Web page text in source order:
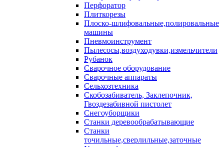
Перфоратор
Плиткорезы
Плоско-шлифовальные,полировальные
машины
Пневмоинструмент
Пылесосы,воздуходувки,измельчители
Рубанок
Сварочное оборудование
Сварочные аппараты
Сельхозтехника
Скобозабиватель, Заклепочник,
Гвоздезабивной пистолет
Снегоуборщики
Станки деревообрабатывающие
Станки
точильные,сверлильные,заточные